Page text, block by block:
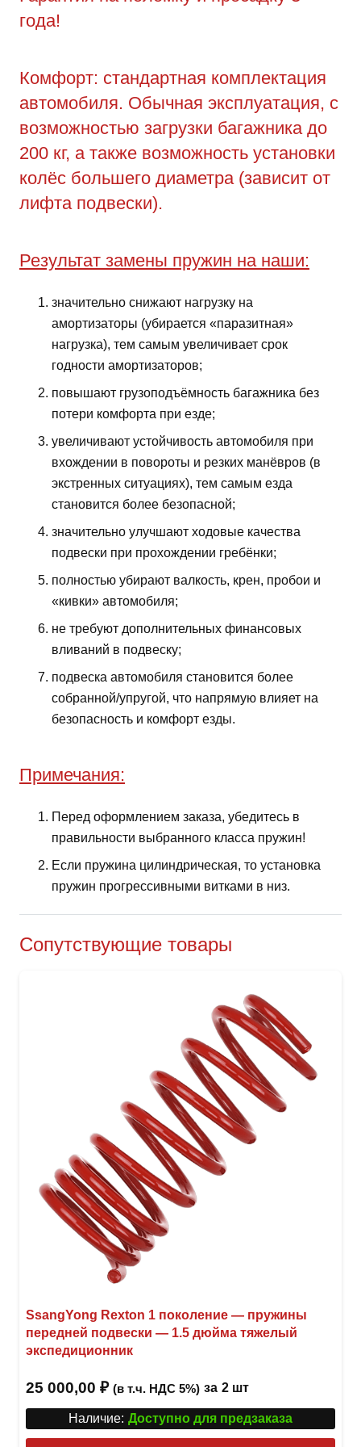
года!
Комфорт: стандартная комплектация
автомобиля. Обычная эксплуатация, с
возможностью загрузки багажника до
200 кг, а также возможность установки
колёс большего диаметра (зависит от
лифта подвески).
Результат замены пружин на наши:
значительно снижают нагрузку на
амортизаторы (убирается «паразитная»
нагрузка), тем самым увеличивает срок
годности амортизаторов;
повышают грузоподъёмность багажника без
потери комфорта при езде;
увеличивают устойчивость автомобиля при
вхождении в повороты и резких манёвров (в
экстренных ситуациях), тем самым езда
становится более безопасной;
значительно улучшают ходовые качества
подвески при прохождении гребёнки;
полностью убирают валкость, крен, пробои и
«кивки» автомобиля;
не требуют дополнительных финансовых
вливаний в подвеску;
подвеска автомобиля становится более
собранной/упругой, что напрямую влияет на
безопасность и комфорт езды.
Примечания:
Перед оформлением заказа, убедитесь в
правильности выбранного класса пружин!
Если пружина цилиндрическая, то установка
пружин прогрессивными витками в низ.
Сопутствующие товары
SsangYong Rexton 1 поколение — пружины
передней подвески — 1.5 дюйма тяжелый
экспедиционник
25 000,00 ₽ (в т.ч. НДС 5%) за 2 шт
Наличие: Доступно для предзаказа